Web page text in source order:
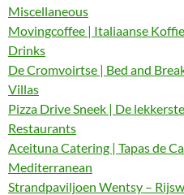
Miscellaneous
Movingcoffee | Italiaanse
Drinks
De Cromvoirtse | Bed and
Villas
Pizza Drive Sneek | De
Restaurants
Aceituna Catering | Tapas de
Mediterranean
Strandpaviljoen Wentsy –